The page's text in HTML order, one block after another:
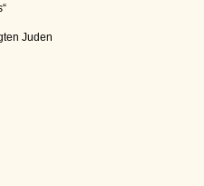
Juden